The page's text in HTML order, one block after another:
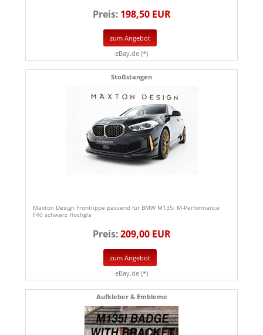
Preis: 198,50 EUR
zum Angebot
eBay.de (*)
Stoßstangen
Maxton Design Frontlippe passend für BMW M135i M-Performance
F40 schwarz Hochgla
Preis:209,00 EUR
zum Angebot
eBay.de (*)
Aufkleber & Embleme